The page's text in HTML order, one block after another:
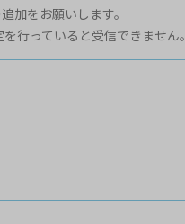
加をお願いします。
行っていると受信できません。